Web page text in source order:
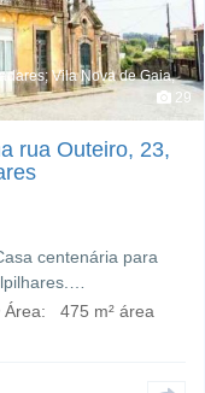
Vila Nova de Gaia,
29
rua Outeiro, 23,
centenária para
Área: 475 m² área